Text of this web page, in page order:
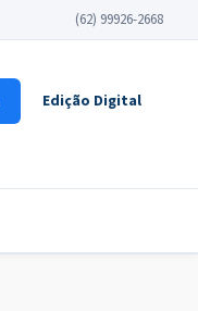
(62) 99926-2668
Edição Digital